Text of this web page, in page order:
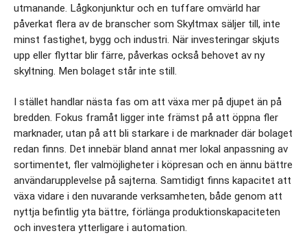
utmanande. Lågkonjunktur och en tuffare omvärld har
påverkat flera av de branscher som Skyltmax säljer till, inte
minst fastighet, bygg och industri. När investeringar skjuts
upp eller flyttar blir färre, påverkas också behovet av ny
skyltning. Men bolaget står inte still.
I stället handlar nästa fas om att växa mer på djupet än på
bredden. Fokus framåt ligger inte främst på att öppna fler
marknader, utan på att bli starkare i de marknader där bolaget
redan finns. Det innebär bland annat mer lokal anpassning av
sortimentet, fler valmöjligheter i köpresan och en ännu bättre
användarupplevelse på sajterna. Samtidigt finns kapacitet att
växa vidare i den nuvarande verksamheten, både genom att
nyttja befintlig yta bättre, förlänga produktionskapaciteten
och investera ytterligare i automation.